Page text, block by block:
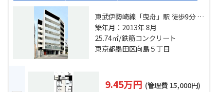
東武伊勢崎線「曳舟」駅 徒歩9分 京
成押上線「京成曳舟」駅 徒歩13分
半蔵門線「押上」駅 徒歩16分
築年月：2013年 8月
25.74㎡/鉄筋コンクリート
東京都墨田区向島５丁目
9.45万円 (管理費 15,000円)